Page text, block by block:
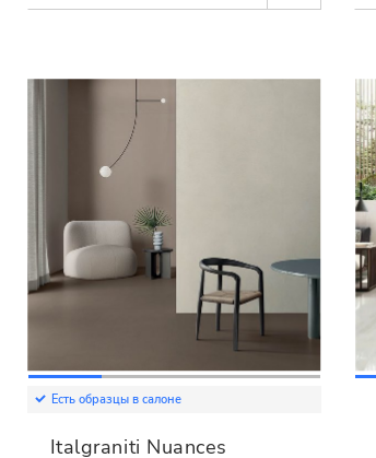
Есть образцы в салоне
Italgraniti Nuances